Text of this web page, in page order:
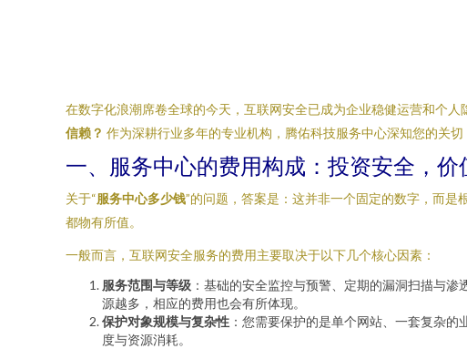
在数字化浪潮席卷全球的今天，互联网安全已成为企业稳健运营和个
信赖？ 作为深耕行业多年的专业机构，腾佑科技服务中心深知您的关
一、服务中心的费用构成：投资安全，价
关于“服务中心多少钱”的问题，答案是：这并非一个固定的数字，而是
都物有所值。
一般而言，互联网安全服务的费用主要取决于以下几个核心因素：
服务范围与等级 ：基础的安全监控与预警、定期的漏洞扫描与
源越多，相应的费用也会有所体现。
保护对象规模与复杂性 ：您需要保护的是单个网站、一套复杂
度与资源消耗。